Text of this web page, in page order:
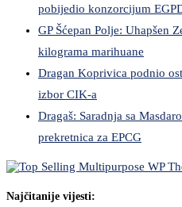
pobijedio konzorcijum
GP Šćepan Polje: Uhapšen
kilograma marihuane
Dragan Koprivica podnio
izbor CIK-a
Dragaš: Saradnja sa
prekretnica za EPCG
Najčitanije vijesti: